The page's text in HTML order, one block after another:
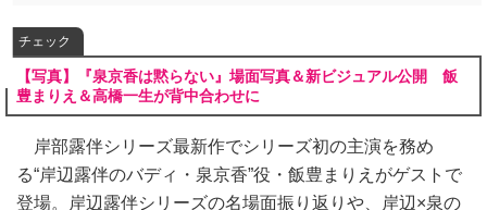
チェック
【写真】『泉京香は黙らない』場面写真＆新ビジュアル公開 飯
豊まりえ＆高橋一生が背中合わせに
岸部露伴シリーズ最新作でシリーズ初の主演を務め
る“岸辺露伴のバディ・泉京香”役・飯豊まりえがゲストで
登場。岸辺露伴シリーズの名場面振り返りや、岸辺×泉の